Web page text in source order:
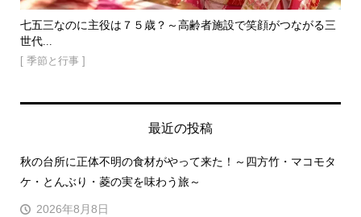
七五三なのに主役は７５歳？～高齢者施設で笑顔がつながる三
世代...
[ 季節と行事 ]
最近の投稿
秋の台所に正体不明の食材がやって来た！～四方竹・マコモタ
ケ・とんぶり・菱の実を味わう旅～
2026年8月8日